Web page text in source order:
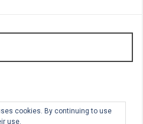
cookies. By continuing to use
use.